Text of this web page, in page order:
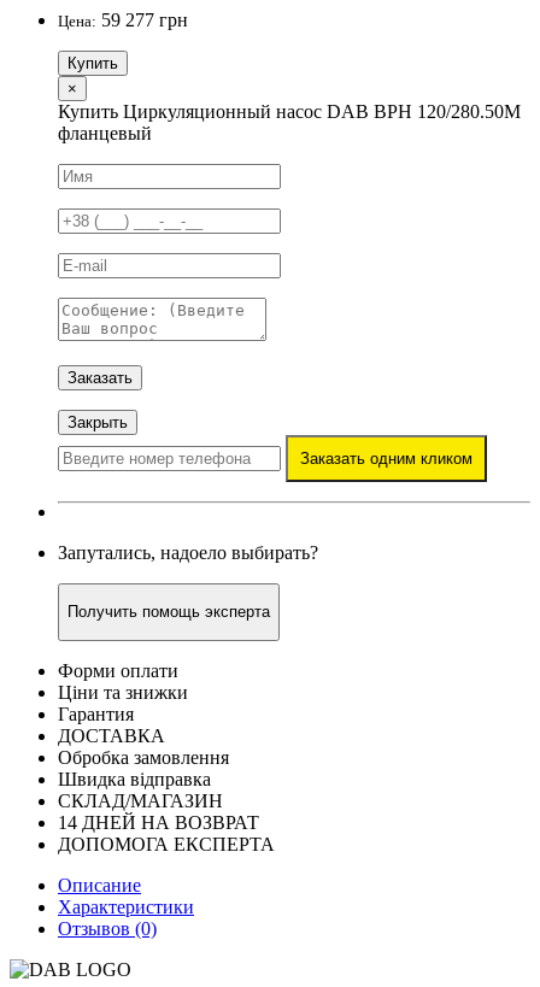
Цена: 59 277 грн
Купить
×
Купить Циркуляционный насос DAB BPH 120/280.50M
фланцевый
Заказать
Закрыть
Заказать одним кликом
Запутались, надоело выбирать?
Получить помощь эксперта
Форми оплати
Ціни та знижки
Гарантия
ДОСТАВКА
Обробка замовлення
Швидка відправка
СКЛАД/МАГАЗИН
14 ДНЕЙ НА ВОЗВРАТ
ДОПОМОГА ЕКСПЕРТА
Описание
Характеристики
Отзывов (0)